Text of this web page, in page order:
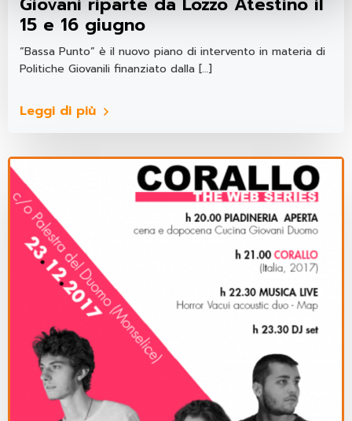
15 e 16 giugno
“Bassa Punto” è il nuovo piano di intervento in materia di
Politiche Giovanili finanziato dalla […]
Leggi di più